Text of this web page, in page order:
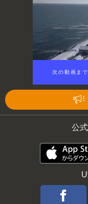
次の動画ま
公